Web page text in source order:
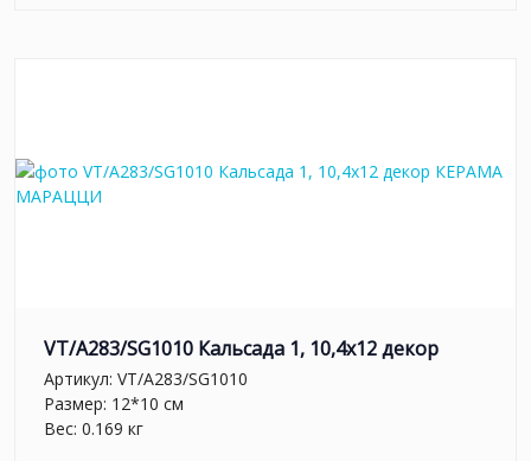
VT/A283/SG1010 Кальсада 1, 10,4х12 декор
Артикул: VT/A283/SG1010
Размер: 12*10 см
Вес: 0.169 кг